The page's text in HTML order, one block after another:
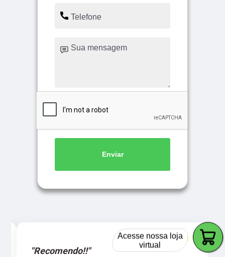
Enviar
5
☆☆☆☆☆
"Recomendo!!"
Acesse nossa loja
virtual